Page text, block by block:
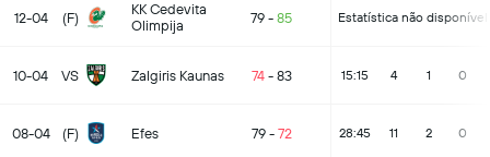
12-04 (F)
KK Cedevita
Olimpija
79 - 85 Estatística não disponível
10-04 VS Zalgiris Kaunas 74- 83 15:15 4 1 0
08-04 (F) Efes 79- 72 28:45 11 2 0